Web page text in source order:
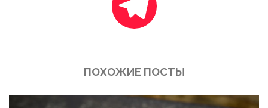
ПОХОЖИЕ ПОСТЫ